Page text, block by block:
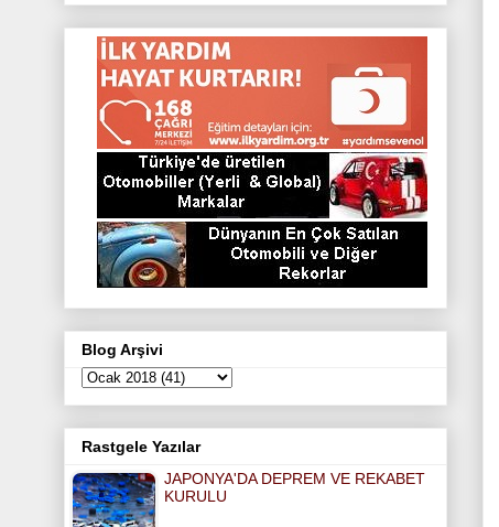
t
t
e
r
e
b
o
o
k
t
a
g
r
a
t
e
s
t
t
Blog Arşivi
Rastgele Yazılar
JAPONYA'DA DEPREM VE REKABET
KURULU